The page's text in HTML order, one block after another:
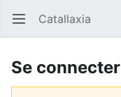
Ouvrir le menu principal Catallaxia
Se connecter